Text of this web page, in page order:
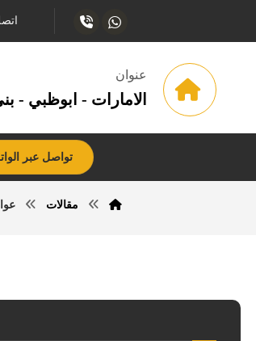
عنوان
الامارات - ابوظبي -
تواصل عبر
مقالات